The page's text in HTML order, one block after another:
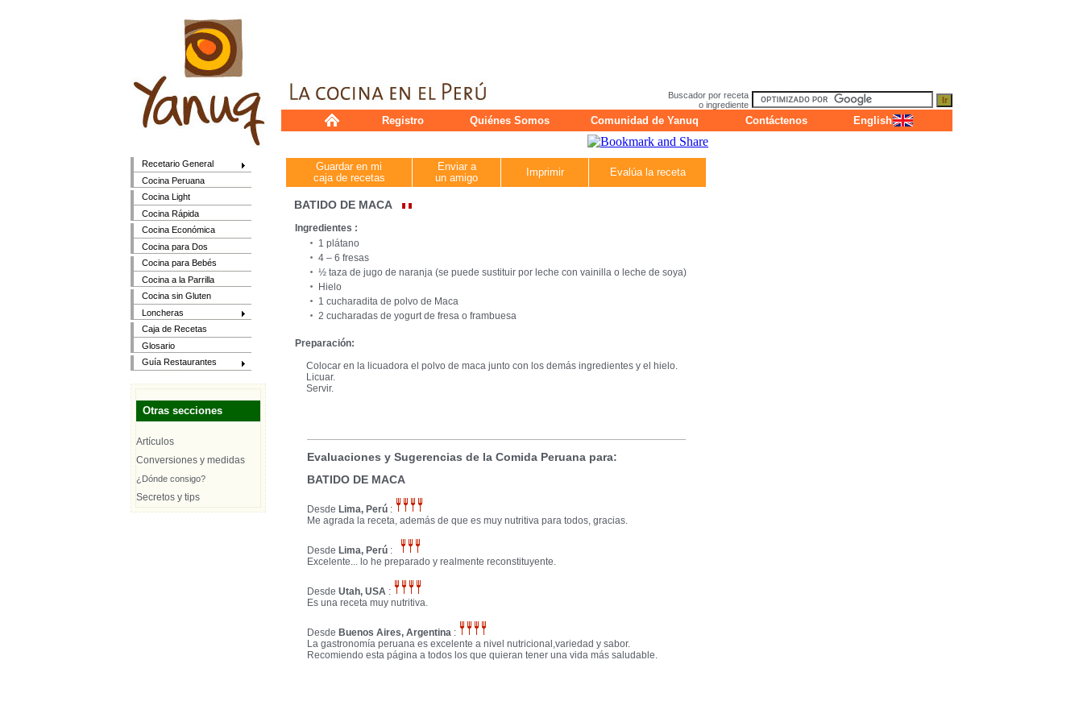
Recetario General
Cocina Peruana
Cocina Light
Cocina Rápida
Cocina Económica
Cocina para Dos
Cocina para Bebés
Cocina a la Parrilla
Cocina sin Gluten
Loncheras
Caja de Recetas
Glosario
Guía Restaurantes
Otras secciones
Artículos
Conversiones y medidas
¿Dónde consigo?
Secretos y tips
Buscador por receta
o ingrediente
Registro Quiénes Somos Comunidad de Yanuq Contáctenos English
Guardar en mi
caja de recetas
Enviar a
un amigo
Imprimir Evalúa la receta
BATIDO DE MACA
Ingredientes :
1 plátano
4 – 6 fresas
½ taza de jugo de naranja (se puede sustituir por leche con vainilla o leche de soya)
Hielo
1 cucharadita de polvo de Maca
2 cucharadas de yogurt de fresa o frambuesa
Preparación:
Colocar en la licuadora el polvo de maca junto con los demás ingredientes y el hielo.
Licuar.
Servir.
Evaluaciones y Sugerencias de la Comida Peruana para:
BATIDO DE MACA
Desde Lima, Perú:
Me agrada la receta, además de que es muy nutritiva para todos, gracias.
Desde Lima, Perú:
Excelente... lo he preparado y realmente reconstituyente.
Desde Utah, USA:
Es una receta muy nutritiva.
Desde Buenos Aires, Argentina:
La gastronomía peruana es excelente a nivel nutricional,variedad y sabor.
Recomiendo esta página a todos los que quieran tener una vida más saludable.